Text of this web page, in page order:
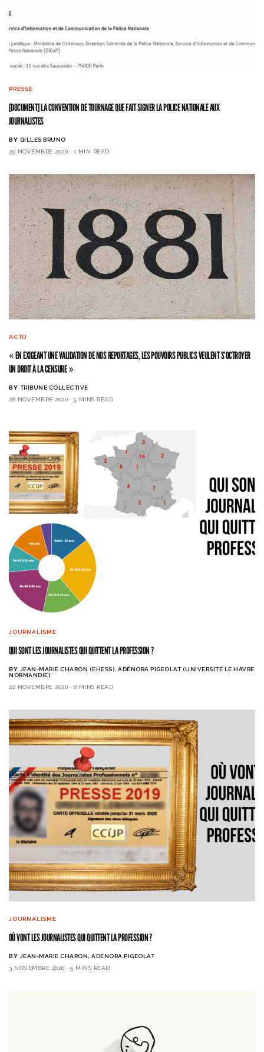
PRESSE
[DOCUMENT] LA CONVENTION DE TOURNAGE QUE FAIT SIGNER LA POLICE NATIONALE AUX
JOURNALISTES
BY GILLES BRUNO
29 NOVEMBRE 2020
1 MIN READ
ACTU
« EN EXIGEANT UNE VALIDATION DE NOS REPORTAGES, LES POUVOIRS PUBLICS VEULENT S’OCTROYER
UN DROIT À LA CENSURE »
BY TRIBUNE COLLECTIVE
28 NOVEMBRE 2020
5 MINS READ
JOURNALISME
QUI SONT LES JOURNALISTES QUI QUITTENT LA PROFESSION ?
BY JEAN-MARIE CHARON (EHESS), ADÉNORA PIGEOLAT (UNIVERSITÉ LE HAVRE
NORMANDIE)
22 NOVEMBRE 2020
8 MINS READ
JOURNALISME
OÙ VONT LES JOURNALISTES QUI QUITTENT LA PROFESSION ?
BY JEAN-MARIE CHARON, ADÉNORA PIGEOLAT
3 NOVEMBRE 2020
5 MINS READ